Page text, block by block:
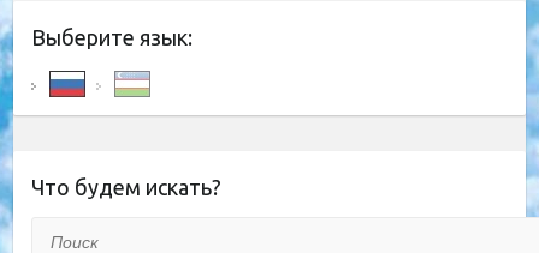
Выберите язык:
Что будем искать?